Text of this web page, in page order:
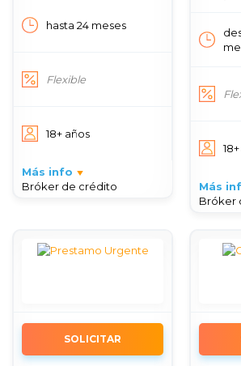
hasta 24 meses
Flexible
18+ años
Más info
Bróker de crédito
Más
Bróker
SOLICITAR